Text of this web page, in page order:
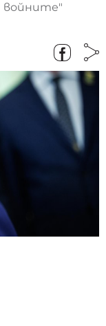
войните"